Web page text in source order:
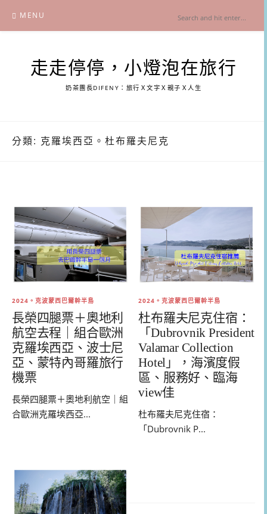
content
MENU
走走停停，小燈泡在旅行
奶茶團長DIFENY：旅行Ｘ文字Ｘ親子Ｘ人生
分類: 克羅埃西亞。杜布羅夫尼克
2024。克波蒙西巴爾幹半島
長榮四腿票＋奧地利
航空去程｜組合歐洲
克羅埃西亞、波士尼
亞、蒙特內哥羅旅行
機票
長榮四腿票＋奧地利航空｜組
合歐洲克羅埃西亞...
2024。克波蒙西巴爾幹半島
杜布羅夫尼克住宿：
「Dubrovnik President
Valamar Collection
Hotel」，海濱度假
區、服務好、臨海
view佳
杜布羅夫尼克住宿：
「Dubrovnik P...